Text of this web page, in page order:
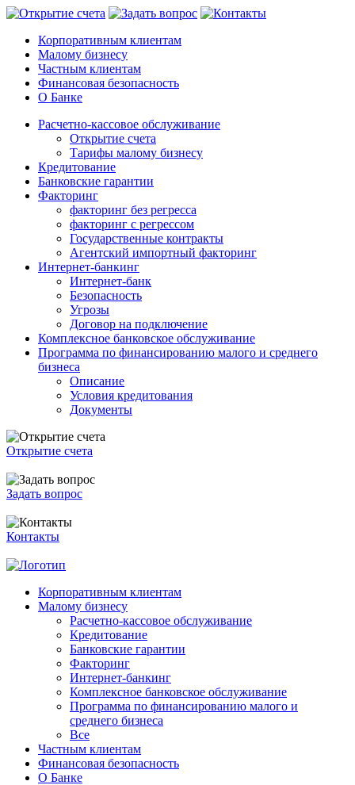
Корпоративным клиентам
Малому бизнесу
Частным клиентам
Финансовая безопасность
О Банке
Расчетно-кассовое обслуживание
Открытие счета
Тарифы малому бизнесу
Кредитование
Банковские гарантии
Факторинг
факторинг без регресса
факторинг с регрессом
Государственные контракты
Агентский импортный факторинг
Интернет-банкинг
Интернет-банк
Безопасность
Угрозы
Договор на подключение
Комплексное банковское обслуживание
Программа по финансированию малого и среднего
бизнеса
Описание
Условия кредитования
Документы
Открытие счета
Задать вопрос
Контакты
Корпоративным клиентам
Малому бизнесу
Расчетно-кассовое обслуживание
Кредитование
Банковские гарантии
Факторинг
Интернет-банкинг
Комплексное банковское обслуживание
Программа по финансированию малого и
среднего бизнеса
Все
Частным клиентам
Финансовая безопасность
О Банке